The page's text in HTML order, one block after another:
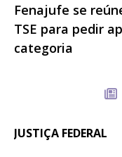
Fenajufe se
TSE para pedir
categoria
JUSTIÇA FEDERAL